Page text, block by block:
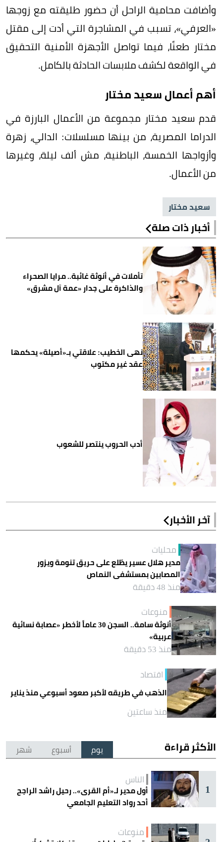
وأضافت محامية الراحل أن حضور طليقته مع زوجها
«العرفي»، تسبب في المشاجرة التي أدت إلى مقتل
مختار طعنًا، فيما تواصل الأجهزة الأمنية التحقيق
في الواقعة لكشف ملابسات الحادثة بالكامل.
أهم أعمال سعيد مختار
قدم سعيد مختار مجموعة من الأعمال البارزة في
الدراما المصرية، من بينها مسلسلات: الدالي، زهرة
وأزواجها الخمسة، الباطنية، مش ألف ليلة، وغيرها
من الأعمال.
سعيد مختار
أخبار ذات صلة
تأملات في أنوثة غائبة.. مرايا الصحراء
والذاكرة على جدار «عمة آل مشرق»
نهى الخطيب: علاقتي بـ«أصيلة» يحكمها
عقد غير مكتوب
أدب الحروب ينتصر للشعوب
آخر الأخبار
محليات
مدير هلال عسير يطّلع على حريق تنومة ويزور
المصابين بمستشفى النماص
منذ 48 دقيقة
منوعات
أنوثة سامة.. السجن 30 عاماً لأخطر «عصابة نسائية
عربية»
منذ 53 دقيقة
اقتصاد
الذهب في طريقه لأكبر صعود أسبوعي منذ يناير
منذ ساعتين
الأكثر قراءة يوم أسبوع شهر
1
الناس
أول مدير لـ«أم القرى».. رحيل راشد الراجح
أحد رواد التعليم الجامعي
منوعات